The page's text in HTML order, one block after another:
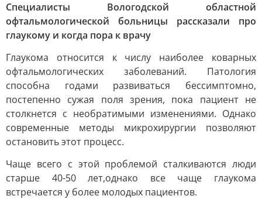
Специалисты Вологодской областной
офтальмологической больницы рассказали про
глаукому и когда пора к врачу
Глаукома относится к числу наиболее коварных
офтальмологических заболеваний. Патология
способна годами развиваться бессимптомно,
постепенно сужая поля зрения, пока пациент не
столкнется с необратимыми изменениями. Однако
современные методы микрохирургии позволяют
остановить этот процесс.
Чаще всего с этой проблемой сталкиваются люди
старше 40-50 лет,однако все чаще глаукома
встречается у более молодых пациентов.